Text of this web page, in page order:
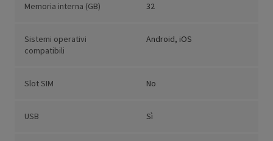
Memoria interna (GB) 32
Sistemi operativi
compatibili
Android, iOS
Slot SIM No
USB Sì